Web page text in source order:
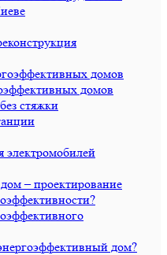
домов
домов
стяжки
электромобилей
– проектирование
дом?